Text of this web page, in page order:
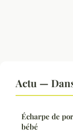
Actu —
Écharpe de
bébé